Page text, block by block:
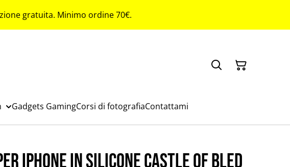
gratuita. Minimo ordine 70€.
Gadgets GamingCorsi di fotografiaContattami
iPhone in silicone Castle of Bled